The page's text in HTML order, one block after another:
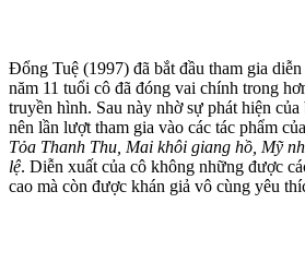
Đổng Tuệ (1997) đã bắt đầu tham gia
năm 11 tuổi cô đã đóng vai chính trong
truyền hình. Sau này nhờ sự phát hiện
nên lần lượt tham gia vào các tác phẩm
Tỏa Thanh Thu, Mai khôi giang hồ, Mỹ
lệ. Diễn xuất của cô không những được
cao mà còn được khán giả vô cùng yêu